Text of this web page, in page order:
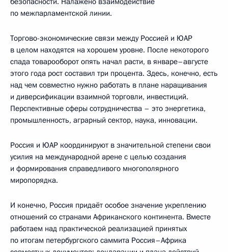
по межпарламентской линии.
Торгово-экономические связи между Россией и ЮАР
в целом находятся на хорошем уровне. После некоторого
спада товарооборот опять начал расти, в январе–августе
этого года рост составил три процента. Здесь, конечно, есть
над чем совместно нужно работать в плане наращивания
и диверсификации взаимной торговли, инвестиций.
Перспективные сферы сотрудничества – это энергетика,
промышленность, аграрный сектор, наука, инновации.
Россия и ЮАР координируют в значительной степени свои
усилия на международной арене с целью создания
и формирования справедливого многополярного
миропорядка.
И конечно, Россия придаёт особое значение укреплению
отношений со странами Африканского континента. Вместе
работаем над практической реализацией принятых
по итогам петербургского саммита Россия–Африка